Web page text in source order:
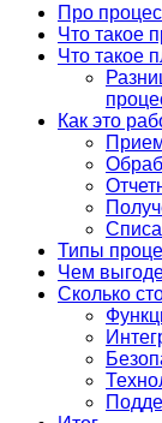
Про
Что такое
Что такое
Как это
Типы
Чем
Сколько